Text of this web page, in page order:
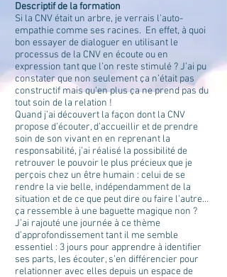
Descriptif de la formation
Si la CNV était un arbre, je verrais l’auto-
empathie comme ses racines. En effet, à quoi
bon essayer de dialoguer en utilisant le
processus de la CNV en écoute ou en
expression tant que l’on reste stimulé ? J’ai pu
constater que non seulement ça n’était pas
constructif mais qu’en plus ça ne prend pas du
tout soin de la relation !
Quand j’ai découvert la façon dont la CNV
propose d’écouter, d’accueillir et de prendre
soin de son vivant en en reprenant la
responsabilité, j’ai réalisé la possibilité de
retrouver le pouvoir le plus précieux que je
perçois chez un être humain : celui de se
rendre la vie belle, indépendamment de la
situation et de ce que peut dire ou faire l’autre…
ça ressemble à une baguette magique non ?
J’ai rajouté une journée à ce thème
d’approfondissement tant il me semble
essentiel : 3 jours pour apprendre à identifier
ses parts, les écouter, s’en différencier pour
relationner avec elles depuis un espace de